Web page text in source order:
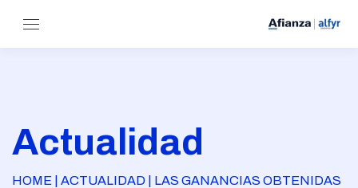
Actualidad
HOME | ACTUALIDAD | LAS GANANCIAS OBTENIDAS